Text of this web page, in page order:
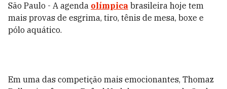
São Paulo - A agenda olímpica brasileira hoje tem
mais provas de esgrima, tiro, tênis de mesa, boxe e
pólo aquático.
Em uma das competição mais emocionantes, Thomaz